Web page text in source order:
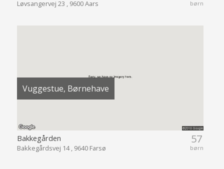
børn
Løvsangervej 23 , 9600 Aars
Vuggestue, Børnehave
57
børn
Bakkegården
Bakkegårdsvej 14 , 9640 Farsø